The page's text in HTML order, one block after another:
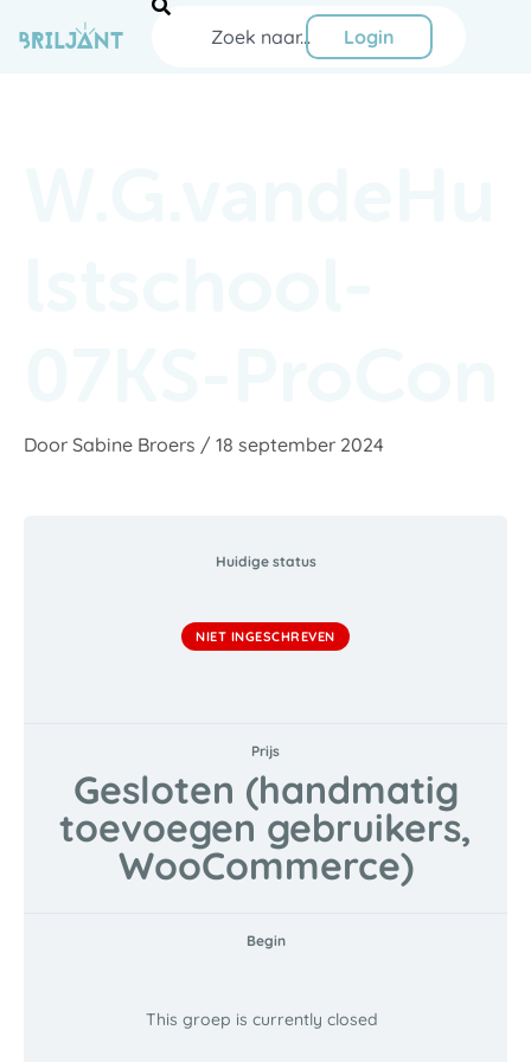
naar
Zoeken
Login
Door Sabine Broers / 18 september 2024
Huidige status
NIET INGESCHREVEN
Prijs
Gesloten (handmatig
toevoegen gebruikers,
WooCommerce)
Begin
This groep is currently closed